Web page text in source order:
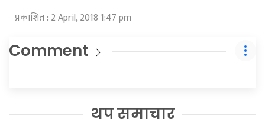
प्रकाशित : 2 April, 2018 1:47 pm
Comment
थप समाचार